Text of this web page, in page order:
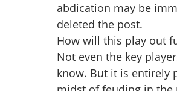
abdication may be
deleted the post.
How will this play out
Not even the key
know. But it is entirely